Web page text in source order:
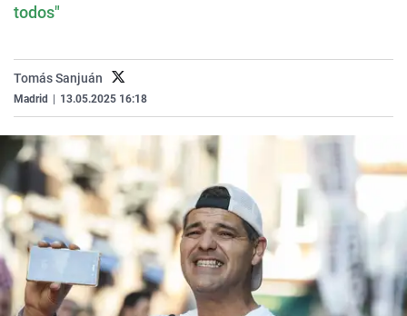
todos"
Tomás Sanjuán
Madrid 13.05.2025 16:18